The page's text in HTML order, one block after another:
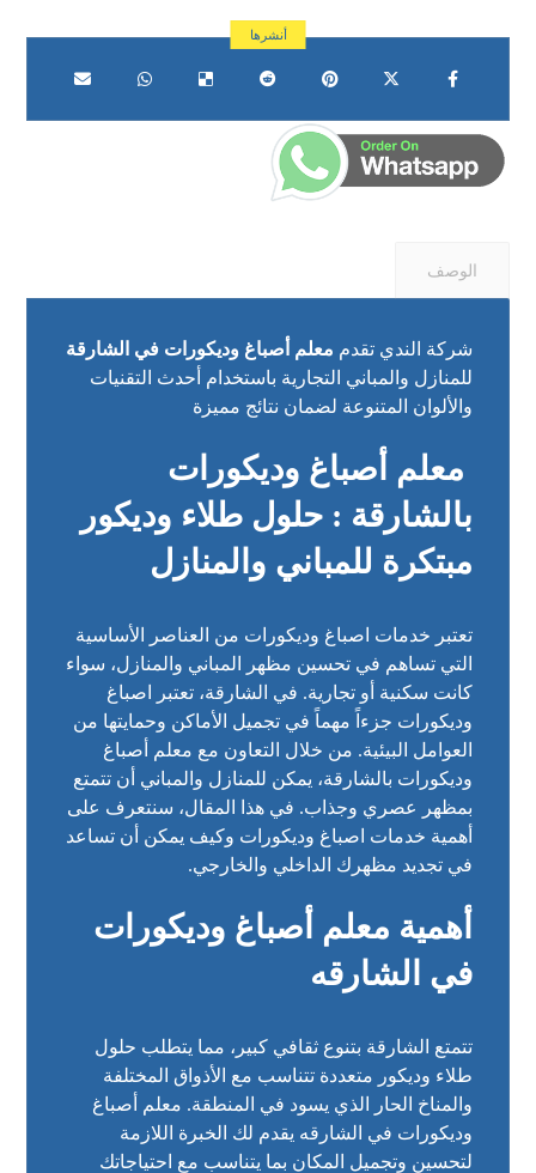
الوصف
شركة الندي تقدم معلم أصباغ وديكورات في الشارقة
للمنازل والمباني التجارية باستخدام أحدث التقنيات
والألوان المتنوعة لضمان نتائج مميزة
معلم أصباغ وديكورات
بالشارقة : حلول طلاء وديكور
مبتكرة للمباني والمنازل
تعتبر خدمات اصباغ وديكورات من العناصر الأساسية
التي تساهم في تحسين مظهر المباني والمنازل، سواء
كانت سكنية أو تجارية. في الشارقة، تعتبر اصباغ
وديكورات جزءاً مهماً في تجميل الأماكن وحمايتها من
العوامل البيئية. من خلال التعاون مع معلم أصباغ
وديكورات بالشارقة، يمكن للمنازل والمباني أن تتمتع
بمظهر عصري وجذاب. في هذا المقال، سنتعرف على
أهمية خدمات اصباغ وديكورات وكيف يمكن أن تساعد
في تجديد مظهرك الداخلي والخارجي.
أهمية معلم أصباغ وديكورات
في الشارقه
تتمتع الشارقة بتنوع ثقافي كبير، مما يتطلب حلول
طلاء وديكور متعددة تتناسب مع الأذواق المختلفة
والمناخ الحار الذي يسود في المنطقة. معلم أصباغ
وديكورات في الشارقه يقدم لك الخبرة اللازمة
لتحسين وتجميل المكان بما يتناسب مع احتياجاتك